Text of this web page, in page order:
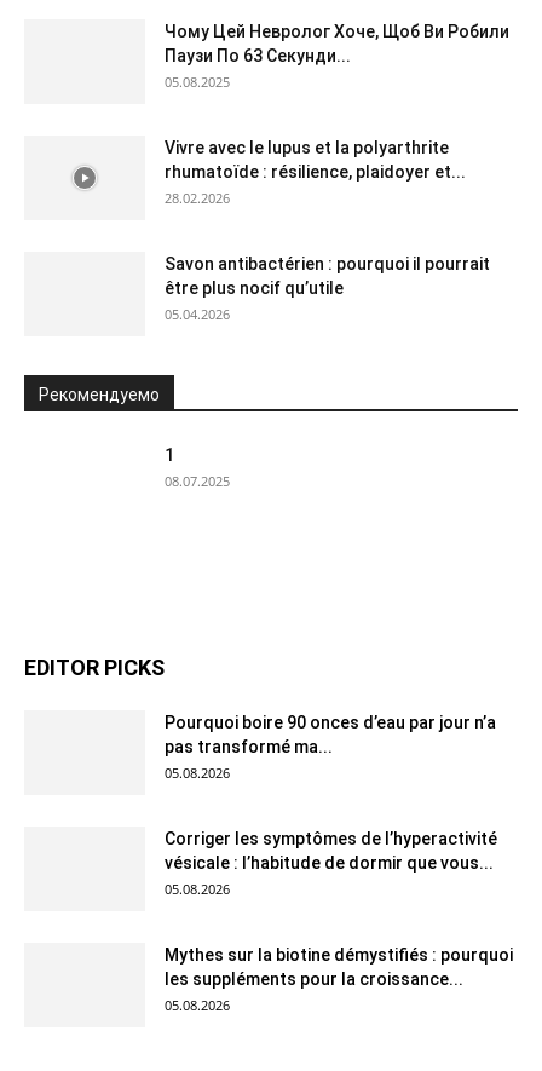
Чому Цей Невролог Хоче, Щоб Ви Робили
Паузи По 63 Секунди...
05.08.2025
Vivre avec le lupus et la polyarthrite
rhumatoïde : résilience, plaidoyer et...
28.02.2026
Savon antibactérien : pourquoi il pourrait
être plus nocif qu’utile
05.04.2026
Рекомендуемо
1
08.07.2025
EDITOR PICKS
Pourquoi boire 90 onces d’eau par jour n’a
pas transformé ma...
05.08.2026
Corriger les symptômes de l’hyperactivité
vésicale : l’habitude de dormir que vous...
05.08.2026
Mythes sur la biotine démystifiés : pourquoi
les suppléments pour la croissance...
05.08.2026